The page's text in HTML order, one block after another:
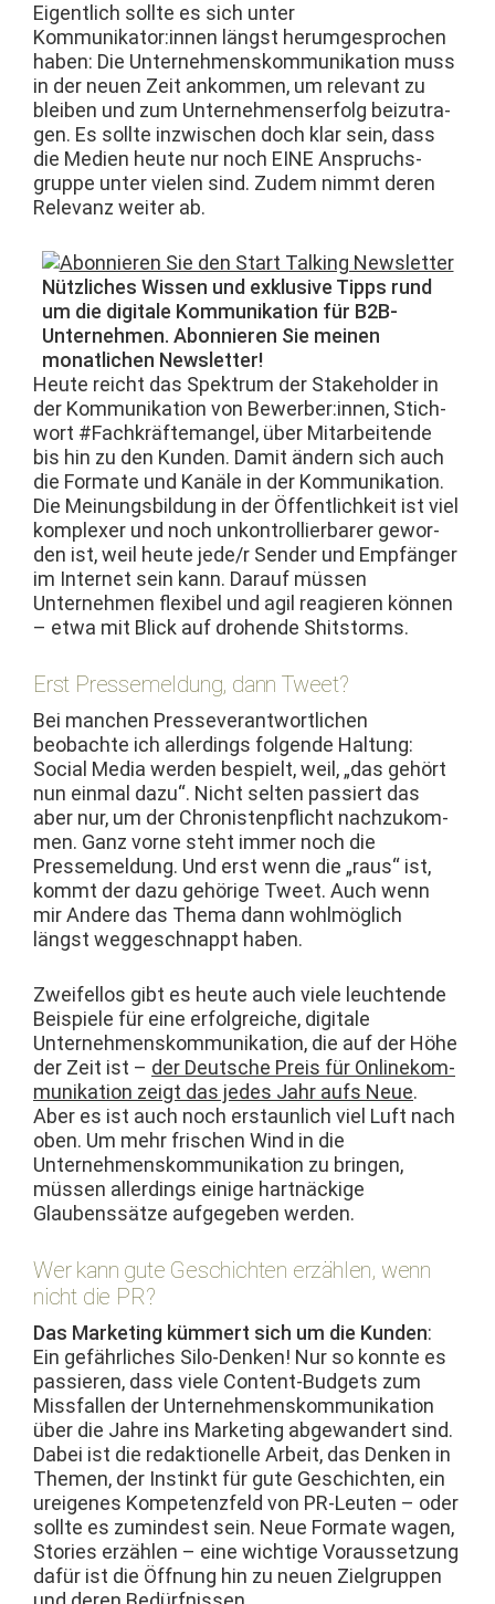
Eigentlich sollte es sich unter
Kommunikator:innen längst herumge­sprochen
haben: Die Unternehmen­skom­mu­nika­tion muss
in der neuen Zeit ankom­men, um rel­e­vant zu
bleiben und zum Unternehmenser­folg beizu­tra­
gen. Es sollte inzwis­chen doch klar sein, dass
die Medi­en heute nur noch EINE Anspruchs­
gruppe unter vie­len sind. Zudem nimmt deren
Rel­e­vanz weit­er ab.
Nüt­zlich­es Wis­sen und exk­lu­sive Tipps rund
um die dig­i­tale Kom­mu­nika­tion für B2B-
Unternehmen. Abon­nieren Sie meinen
monatlichen Newsletter!
Heute reicht das Spek­trum der Stake­hold­er in
der Kom­mu­nika­tion von Bewerber:innen, Stich­
wort #Fachkräfte­man­gel, über Mitar­bei­t­ende
bis hin zu den Kun­den. Damit ändern sich auch
die For­mate und Kanäle in der Kom­mu­nika­tion.
Die Mei­n­ungs­bil­dung in der Öffentlichkeit ist viel
kom­plex­er und noch unkon­trol­lier­bar­er gewor­
den ist, weil heute jede/r Sender und Empfänger
im Inter­net sein kann. Darauf müssen
Unternehmen flex­i­bel und agil reagieren kön­nen
– etwa mit Blick auf dro­hende Shitstorms.
Erst Pressemeldung, dann Tweet?
Bei manchen Pres­sev­er­ant­wortlichen
beobachte ich allerd­ings fol­gende Hal­tung:
Social Media wer­den bespielt, weil, „das gehört
nun ein­mal dazu“. Nicht sel­ten passiert das
aber nur, um der Chro­nis­tenpflicht nachzukom­
men. Ganz vorne ste­ht immer noch die
Pressemel­dung. Und erst wenn die „raus“ ist,
kommt der dazu gehörige Tweet. Auch wenn
mir Andere das The­ma dann wohlmöglich
längst weggeschnappt haben.
Zweifel­los gibt es heute auch viele leuch­t­ende
Beispiele für eine erfol­gre­iche, dig­i­tale
Unternehmen­skom­mu­nika­tion, die auf der Höhe
der Zeit ist – der Deutsche Preis für Onlinekom­
mu­nika­tion zeigt das jedes Jahr aufs Neue.
Aber es ist auch noch erstaunlich viel Luft nach
oben. Um mehr frischen Wind in die
Unternehmen­skom­mu­nika­tion zu brin­gen,
müssen allerd­ings einige hart­näck­ige
Glaubenssätze aufgegeben werden.
Wer kann gute Geschichten erzählen, wenn
nicht die PR?
Das Mar­ket­ing küm­mert sich um die Kun­den:
Ein gefährlich­es Silo-Denken! Nur so kon­nte es
passieren, dass viele Con­tent-Bud­gets zum
Miss­fall­en der Unternehmen­skom­mu­nika­tion
über die Jahre ins Mar­ket­ing abge­wan­dert sind.
Dabei ist die redak­tionelle Arbeit, das Denken in
The­men, der Instinkt für gute Geschicht­en, ein
ure­igenes Kom­pe­ten­zfeld von PR-Leuten – oder
sollte es zumin­d­est sein. Neue For­mate wagen,
Sto­ries erzählen – eine wichtige Voraus­set­zung
dafür ist die Öff­nung hin zu neuen Ziel­grup­pen